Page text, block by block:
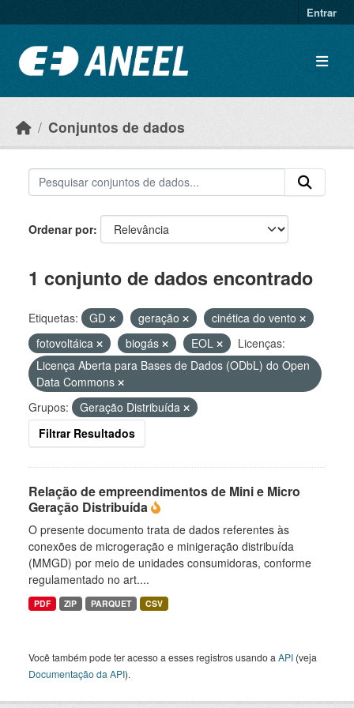
Entrar
Conjuntos de dados
Ordenar por
1 conjunto de dados encontrado
Etiquetas: GD geração
cinética do vento
fotovoltáica
biogás EOL
Licenças:
Licença Aberta para Bases de Dados (ODbL) do Open
Data Commons
Grupos:
Geração Distribuída
Filtrar Resultados
Relação de empreendimentos de Mini e Micro
Geração Distribuída
O presente documento trata de dados referentes às
conexões de microgeração e minigeração distribuída
(MMGD) por meio de unidades consumidoras, conforme
regulamentado no art....
PDF ZIP PARQUET CSV
Você também pode ter acesso a esses registros usando a API (veja
Documentação da API).